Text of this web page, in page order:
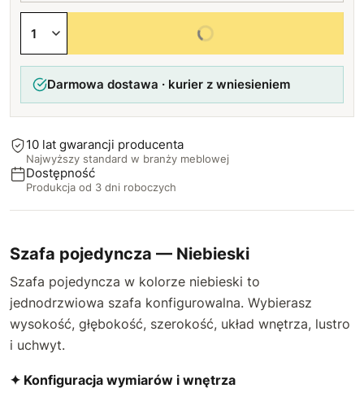
Z nadstawką (399 zł)
Wybierz wszystkie opcje
Darmowa dostawa · kurier z wniesieniem
10 lat gwarancji producenta
Najwyższy standard w branży meblowej
Dostępność
Produkcja od 3 dni roboczych
Szafa pojedyncza — Niebieski
Szafa pojedyncza w kolorze niebieski to
jednodrzwiowa szafa konfigurowalna. Wybierasz
wysokość, głębokość, szerokość, układ wnętrza, lustro
i uchwyt.
✦ Konfiguracja wymiarów i wnętrza